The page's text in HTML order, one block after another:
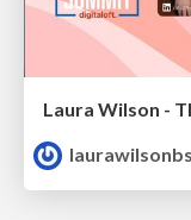
Laura Wilson -